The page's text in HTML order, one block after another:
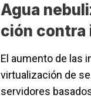
Agua
ción contra
El aumento de las
virtualización de
servidores